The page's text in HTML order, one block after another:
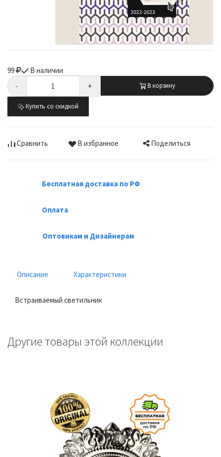
99
В наличии
-
+ В корзину
Купить со скидкой
Сравнить В избранное Поделиться
Бесплатная доставка по РФ
Оплата
Оптовикам и Дизайнерам
Описание Характеристики
Встраиваемый светильник
Другие товары этой коллекции